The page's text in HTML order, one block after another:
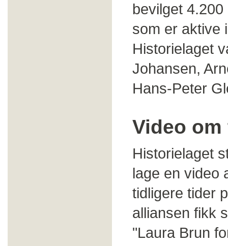
bevilget
som er aktive
Historielaget
Johansen,
Hans-Peter
Video
Historielaget
lage en video
tidligere tider
alliansen fikk
"Laura Brun